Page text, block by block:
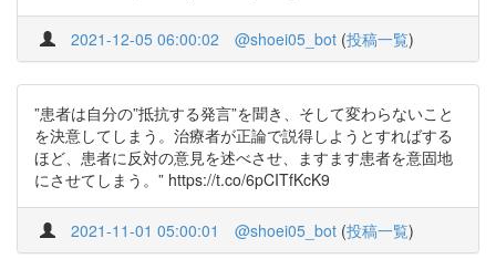
2021-12-05 06:00:02 @shoei05_bot (投稿一覧)
”患者は自分の”抵抗する発言”を聞き、そして変わらないこと
を決意してしまう。治療者が正論で説得しようとすればする
ほど、患者に反対の意見を述べさせ、ますます患者を意固地
にさせてしまう。” https://t.co/6pCITfKcK9
2021-11-01 05:00:01 @shoei05_bot (投稿一覧)